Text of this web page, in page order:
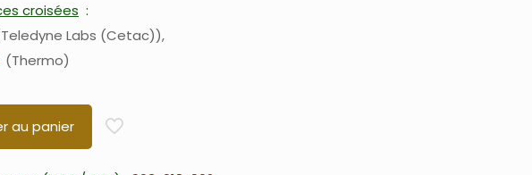
croisées
Teledyne Labs (Cetac)
Thermo
au panier